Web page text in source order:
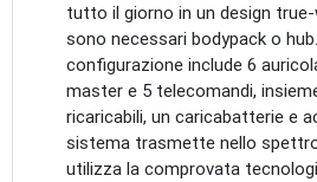
tutto il giorno in un design
sono necessari bodypack o
configurazione include 6
master e 5 telecomandi,
ricaricabili, un caricabatterie e
sistema trasmette nello
utilizza la comprovata